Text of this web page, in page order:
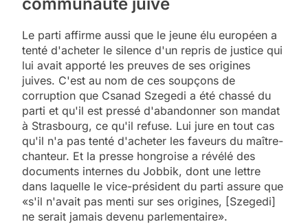
Le parti affirme aussi que le jeune élu européen a
tenté d'acheter le silence d'un repris de justice qui
lui avait apporté les preuves de ses origines
juives. C'est au nom de ces soupçons de
corruption que Csanad Szegedi a été chassé du
parti et qu'il est pressé d'abandonner son mandat
à Strasbourg, ce qu'il refuse. Lui jure en tout cas
qu'il n'a pas tenté d'acheter les faveurs du maître-
chanteur. Et la presse hongroise a révélé des
documents internes du Jobbik, dont une lettre
dans laquelle le vice-président du parti assure que
«s'il n'avait pas menti sur ses origines, [Szegedi]
ne serait jamais devenu parlementaire».